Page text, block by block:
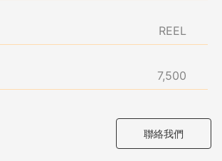
REEL
7,500
聯絡我們